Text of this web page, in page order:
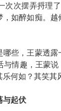
次次摆弄捋理
如醉如痴。
些，王蒙透露
情趣，王蒙说
何如？其笑其
与起伏